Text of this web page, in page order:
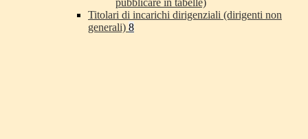
pubblicare in tabelle)
Titolari di incarichi dirigenziali (dirigenti non
generali) 8